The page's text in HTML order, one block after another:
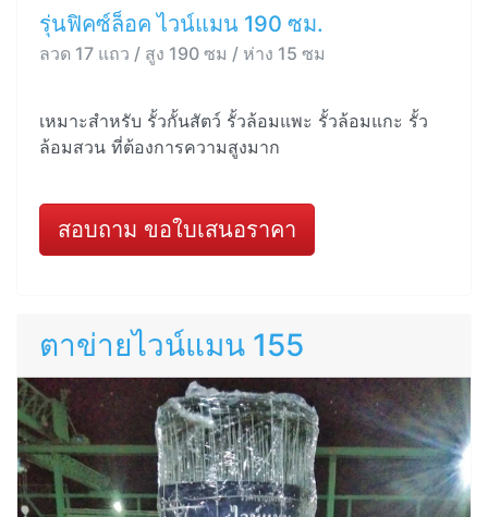
รุ่นฟิคซ์ล็อค ไวน์แมน 190 ซม.
ลวด 17 แถว / สูง 190 ซม / ห่าง 15 ซม
เหมาะสำหรับ รั้วกั้นสัตว์ รั้วล้อมแพะ รั้วล้อมแกะ รั้ว
ล้อมสวน ที่ต้องการความสูงมาก
สอบถาม ขอใบเสนอราคา
ตาข่ายไวน์แมน 155